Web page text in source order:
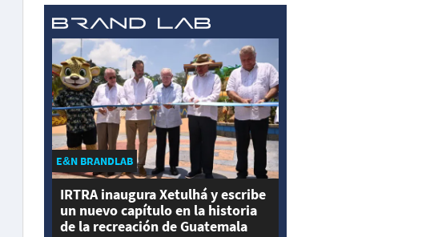
E&N BRANDLAB
IRTRA inaugura Xetulhá y escribe
un nuevo capítulo en la historia
de la recreación de Guatemala